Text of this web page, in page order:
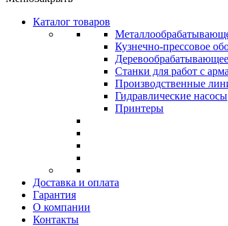
Каталог товаров
Кузнечно-прессовое
Станки для работ с
Производственные
Гидравлические насосы
Принтеры
Доставка и оплата
Гарантия
О компании
Контакты